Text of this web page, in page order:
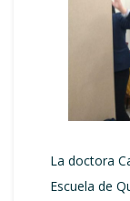
La doctora
Escuela de